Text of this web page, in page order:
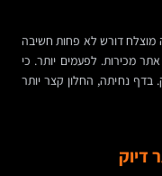
מוצלח דורש לא פחות חשיבה
מכירות. לפעמים יותר. כי
נחיתה, החלון קצר יותר
דיוק